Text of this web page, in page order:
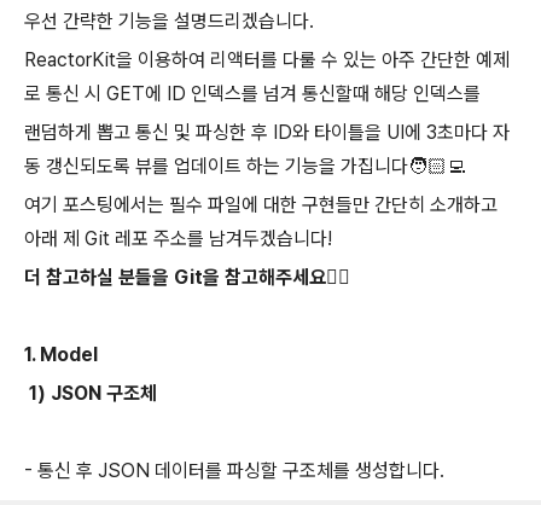
우선 간략한 기능을 설명드리겠습니다.
ReactorKit을 이용하여 리액터를 다룰 수 있는 아주 간단한 예제
로 통신 시 GET에 ID 인덱스를 넘겨 통신할때 해당 인덱스를
랜덤하게 뽑고 통신 및 파싱한 후 ID와 타이틀을 UI에 3초마다 자
동 갱신되도록 뷰를 업데이트 하는 기능을 가집니다🧑🏻‍💻
여기 포스팅에서는 필수 파일에 대한 구현들만 간단히 소개하고
아래 제 Git 레포 주소를 남겨두겠습니다!
더 참고하실 분들을 Git을 참고해주세요👍🏻
1. Model
1) JSON 구조체
- 통신 후 JSON 데이터를 파싱할 구조체를 생성합니다.